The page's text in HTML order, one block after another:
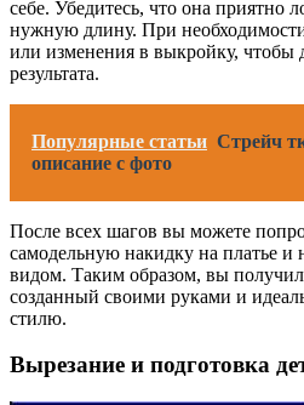
себе. Убедитесь, что она приятно
нужную длину. При
или изменения в выкройку, чтобы
результата.
Популярные статьи Стрейч
описание с фото
После всех шагов вы можете
самодельную накидку на платье и
видом. Таким образом, вы
созданный своими руками и
стилю.
Вырезание и подготовка